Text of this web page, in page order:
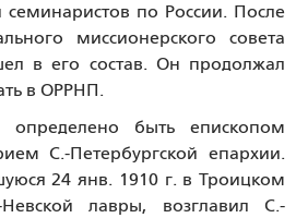
семинаристов по России. После
миссионерского совета
в его состав. Он продолжал
в ОРРНП.
быть епископом
С.-Петербургской епархии.
24 янв. 1910 г. в Троицком
лавры, возглавил С.-